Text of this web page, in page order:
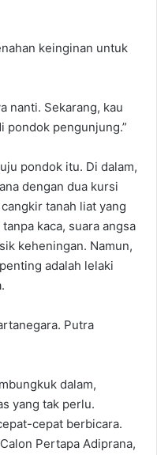
keinginan untuk
nanti. Sekarang, kau
pondok pengunjung.”
pondok itu. Di dalam,
dengan dua kursi
tanah liat yang
kaca, suara angsa
keheningan. Namun,
adalah lelaki
Putra
dalam,
yang tak perlu.
cepat berbicara.
Pertapa Adiprana,